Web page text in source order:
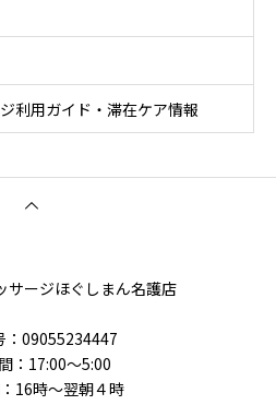
利用ガイド・滞在ケア情報
サージほぐしまん名護店
：09055234447
：17:00～5:00
16時〜翌朝４時